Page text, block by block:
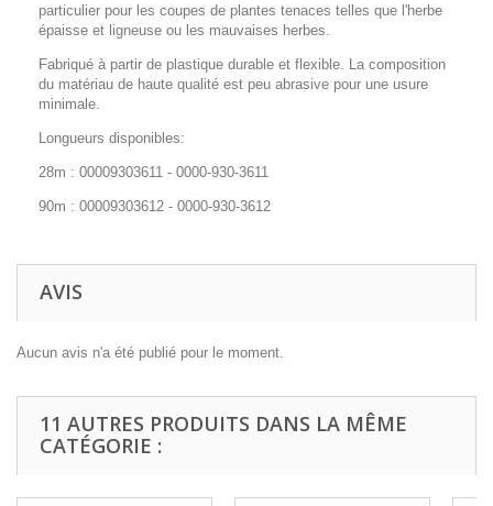
particulier pour les coupes de plantes tenaces telles que l'herbe
épaisse et ligneuse ou les mauvaises herbes.
Fabriqué à partir de plastique durable et flexible. La composition
du matériau de haute qualité est peu abrasive pour une usure
minimale.
Longueurs disponibles:
28m : 00009303611 - 0000-930-3611
90m : 00009303612 - 0000-930-3612
AVIS
Aucun avis n'a été publié pour le moment.
11 AUTRES PRODUITS DANS LA MÊME
CATÉGORIE :